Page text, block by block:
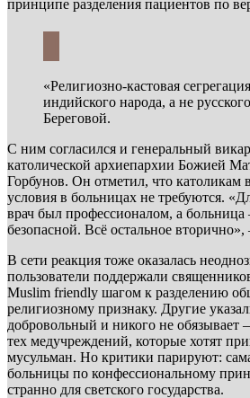
принципе разделения пациентов по
«Религиозно-кастовая
индийского народа, а не
Береговой.
С ним согласился и генеральный
католической архиепархии Божией
Горбунов. Он отметил, что католикам
условия в больницах не требуются.
врач был профессионалом, а
безопасной. Всё остальное
В сети реакция тоже оказалась
пользователи поддержали
Muslim friendly шагом к разделению
религиозному признаку. Другие
добровольный и никого не обязывает
тех медучреждений, которые хотят
мусульман. Но критики парируют:
больницы по конфессиональному
странно для светского государства.